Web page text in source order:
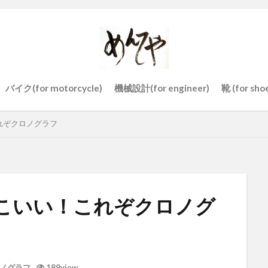
バイク(for motorcycle) 機械設計(for engineer) 靴 (for
クロノグラフ
いい！これぞクロノグ